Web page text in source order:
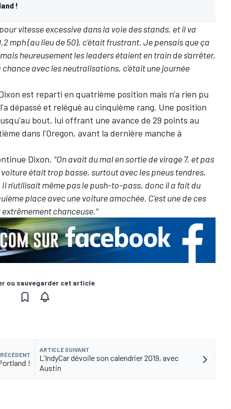
!
vitesse excessive dans la voie des stands, et il va
mph (au lieu de 50), c'était frustrant. Je pensais que ça
heureusement les leaders étaient en train de s'arrêter,
chance avec les neutralisations, c'était une journée
est reparti en quatrième position mais n'a rien pu
dépassé et relégué au cinquième rang. Une position
bout, lui offrant une avance de 29 points au
dans l'Oregon, avant la dernière manche à
Dixon. "On avait du mal en sortie de virage 7, et pas
était trop basse, surtout avec les pneus tendres,
n'utilisait même pas le push-to-pass, donc il a fait du
place avec une voiture amochée. C'est une de ces
chanceuse."
ou sauvegarder cet article
!
ARTICLE SUIVANT
L'IndyCar dévoile son calendrier 2019, avec
Austin